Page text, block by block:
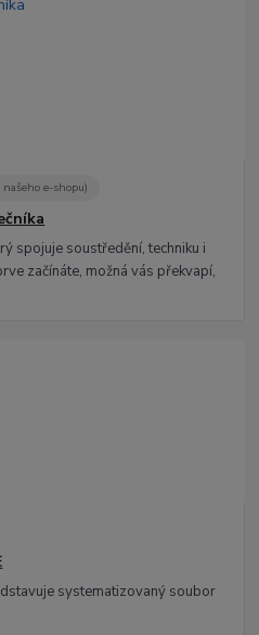
e-shopu)
spojuje soustředění, techniku i
začínáte, možná vás překvapí,
systematizovaný soubor